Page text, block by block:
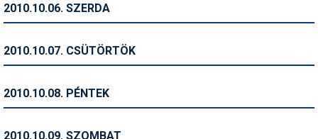
Magazinok
Pályázatok
2010.10.06. SZERDA
2010.10.07. CSÜTÖRTÖK
2010.10.08. PÉNTEK
2010.10.09. SZOMBAT